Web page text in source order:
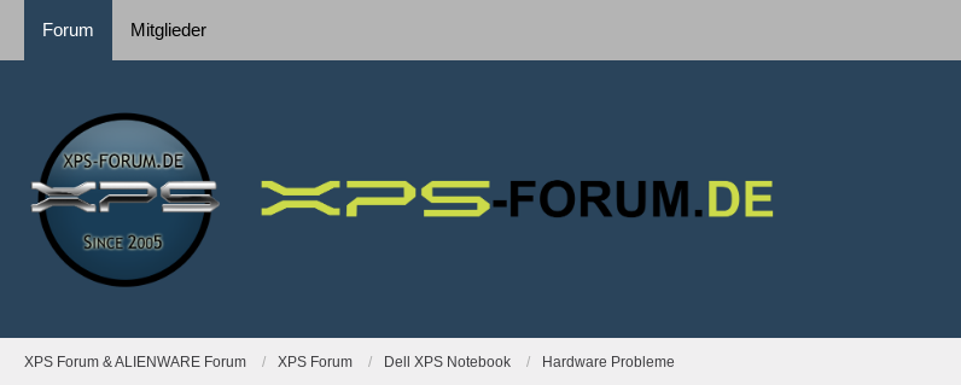
Forum Mitglieder
XPS Forum & ALIENWARE Forum XPS Forum Dell XPS Notebook Hardware Probleme